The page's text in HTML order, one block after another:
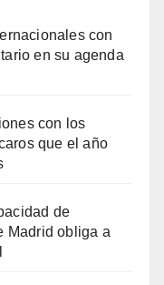
con
en su agenda
con los
que el año
de
Madrid obliga a